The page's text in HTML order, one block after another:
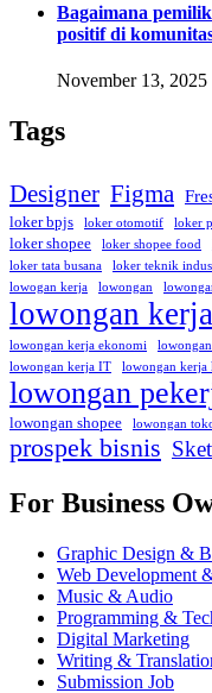
Bagaimana
positif di
November 13, 2025
Tags
Designer Figma
loker bpjs loker otomotif loker
loker shopee loker shopee food
loker tata busana
loker teknik
lowogan kerja
lowongan
lowongan kerja
lowongan kerja ekonomi
lowongan kerja IT
lowongan kerja
lowongan
lowongan shopee lowongan
prospek bisnis
For Business
Graphic Design &
Web Development
Music & Audio
Programming &
Digital Marketing
Writing &
Submission Job